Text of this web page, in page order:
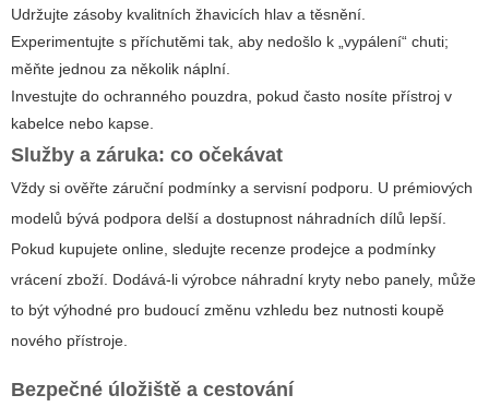
Udržujte zásoby kvalitních žhavicích hlav a těsnění.
Experimentujte s příchutěmi tak, aby nedošlo k „vypálení“ chuti;
měňte jednou za několik náplní.
Investujte do ochranného pouzdra, pokud často nosíte přístroj v
kabelce nebo kapse.
Služby a záruka: co očekávat
Vždy si ověřte záruční podmínky a servisní podporu. U prémiových
modelů bývá podpora delší a dostupnost náhradních dílů lepší.
Pokud kupujete online, sledujte recenze prodejce a podmínky
vrácení zboží. Dodává-li výrobce náhradní kryty nebo panely, může
to být výhodné pro budoucí změnu vzhledu bez nutnosti koupě
nového přístroje.
Bezpečné úložiště a cestování